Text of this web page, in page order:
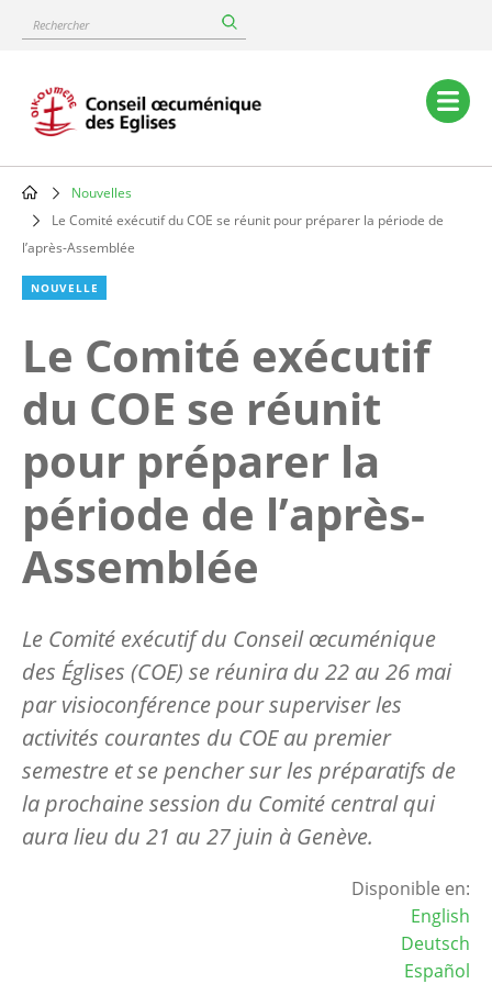
content
Rechercher
Main
navigation
Breadcrumb
Nouvelles
Le Comité exécutif du COE se réunit pour préparer la période de
l’après-Assemblée
NOUVELLE
Le Comité exécutif
du COE se réunit
pour préparer la
période de l’après-
Assemblée
Le Comité exécutif du Conseil œcuménique
des Églises (COE) se réunira du 22 au 26 mai
par visioconférence pour superviser les
activités courantes du COE au premier
semestre et se pencher sur les préparatifs de
la prochaine session du Comité central qui
aura lieu du 21 au 27 juin à Genève.
Disponible en:
English
Deutsch
Español